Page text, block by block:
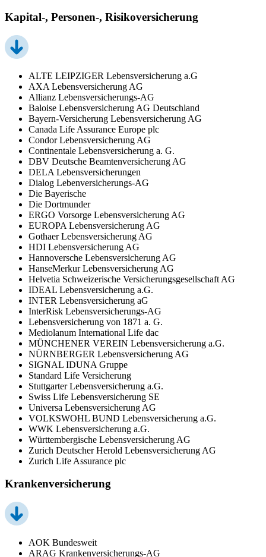
Kapital-, Personen-, Risikoversicherung
ALTE LEIPZIGER Lebensversicherung a.G
AXA Lebensversicherung AG
Allianz Lebensversicherungs-AG
Baloise Lebensversicherung AG Deutschland
Bayern-Versicherung Lebensversicherung AG
Canada Life Assurance Europe plc
Condor Lebensversicherung AG
Continentale Lebensversicherung a. G.
DBV Deutsche Beamtenversicherung AG
DELA Lebensversicherungen
Dialog Lebenversicherungs-AG
Die Bayerische
Die Dortmunder
ERGO Vorsorge Lebensversicherung AG
EUROPA Lebensversicherung AG
Gothaer Lebensversicherung AG
HDI Lebensversicherung AG
Hannoversche Lebensversicherung AG
HanseMerkur Lebensversicherung AG
Helvetia Schweizerische Versicherungsgesellschaft AG
IDEAL Lebensversicherung a.G.
INTER Lebensversicherung aG
InterRisk Lebensversicherungs-AG
Lebensversicherung von 1871 a. G.
Mediolanum International Life dac
MÜNCHENER VEREIN Lebensversicherung a.G.
NÜRNBERGER Lebensversicherung AG
SIGNAL IDUNA Gruppe
Standard Life Versicherung
Stuttgarter Lebensversicherung a.G.
Swiss Life Lebensversicherung SE
Universa Lebensversicherung AG
VOLKSWOHL BUND Lebensversicherung a.G.
WWK Lebensversicherung a.G.
Württembergische Lebensversicherung AG
Zurich Deutscher Herold Lebensversicherung AG
Zurich Life Assurance plc
Krankenversicherung
AOK Bundesweit
ARAG Krankenversicherungs-AG